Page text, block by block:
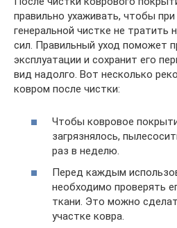
правильно ухаживать, чтобы
генеральной чистке не тратить
сил. Правильный уход поможет
эксплуатации и сохранит его
вид надолго. Вот несколько
ковром после чистки:
Чтобы ковровое
загрязнялось,
раз в неделю.
Перед каждым
необходимо проверять
ткани. Это можно
участке ковра.